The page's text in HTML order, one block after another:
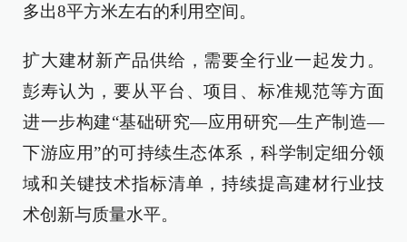
多出8平方米左右的利用空间。
扩大建材新产品供给，需要全行业一起发力。
彭寿认为，要从平台、项目、标准规范等方面
进一步构建“基础研究—应用研究—生产制造—
下游应用”的可持续生态体系，科学制定细分领
域和关键技术指标清单，持续提高建材行业技
术创新与质量水平。